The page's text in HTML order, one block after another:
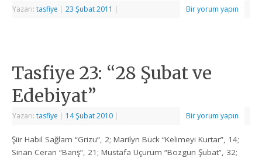
Yazarı:tasfiye | 23 Şubat 2011 | Bir yorum yapın
Tasfiye 23: “28 Şubat ve
Edebiyat”
Yazarı:tasfiye | 14 Şubat 2010 | Bir yorum yapın
Şiir Habil Sağlam “Grizu”, 2; Marilyn Buck “Kelimeyi Kurtar”, 14;
Sinan Ceran “Barış”, 21; Mustafa Uçurum “Bozgun Şubat”, 32;